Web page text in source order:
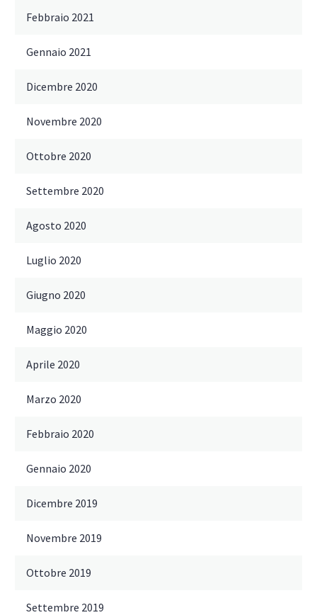
Febbraio 2021
Gennaio 2021
Dicembre 2020
Novembre 2020
Ottobre 2020
Settembre 2020
Agosto 2020
Luglio 2020
Giugno 2020
Maggio 2020
Aprile 2020
Marzo 2020
Febbraio 2020
Gennaio 2020
Dicembre 2019
Novembre 2019
Ottobre 2019
Settembre 2019